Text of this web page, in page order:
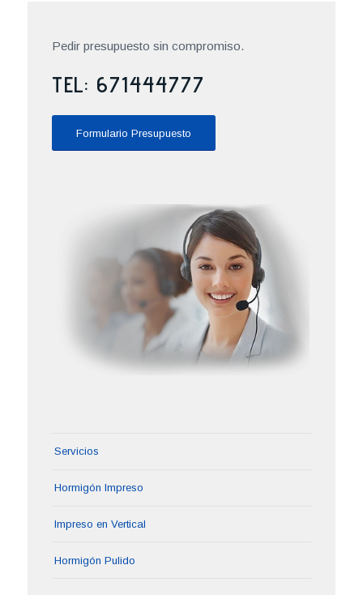
Pedir presupuesto sin compromiso.
TEL: 671444777
Formulario Presupuesto
Servicios
Hormigón Impreso
Impreso en Vertical
Hormigón Pulido